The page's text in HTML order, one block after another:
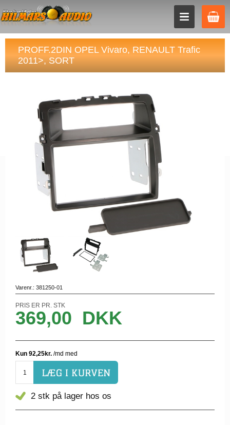
PROFF.2DIN OPEL Vivaro, RENAULT Trafic
2011>, SORT
Varenr.: 381250-01
PRIS ER PR. STK
369,00 DKK
2 stk på lager hos os